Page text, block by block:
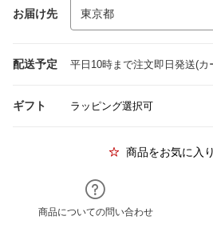
お届け先
配送予定 平日10時まで注文即日発送(カ
ギフト ラッピング選択可
商品をお気に入
商品についての問い合わせ